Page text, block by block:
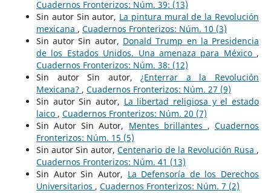
Cuadernos Fronterizos: Núm. 39: (13)
Sin autor Sin autor, La pintura mural de la Revolución
mexicana , Cuadernos Fronterizos: Núm. 10 (3)
Sin autor Sin autor, Donald Trump en la Presidencia
de los Estados Unidos. Una amenaza para México ,
Cuadernos Fronterizos: Núm. 38: (12)
Sin autor Sin autor,¿Enterrar a la Revolución
Mexicana? , Cuadernos Fronterizos: Núm. 27 (9)
Sin autor Sin autor, La libertad religiosa y el estado
laico , Cuadernos Fronterizos: Núm. 20 (7)
Sin Autor Sin Autor, Mentes brillantes ,Cuadernos
Fronterizos: Núm. 15 (5)
Sin autor Sin autor,Centenario de la Revolución Rusa ,
Cuadernos Fronterizos: Núm. 41 (13)
Sin Autor Sin Autor, La Defensoría de los Derechos
Universitarios , Cuadernos Fronterizos: Núm. 7 (2)